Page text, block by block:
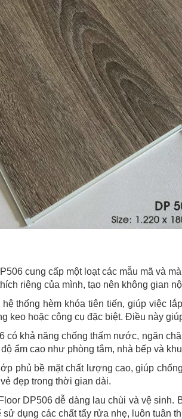
cung cấp một loạt các mẫu mã và
riêng của mình, tạo nên không gian
thống hèm khóa tiên tiến, giúp việc
keo hoặc công cụ đặc biệt. Điều này
khả năng chống thấm nước, ngăn
ẩm cao như phòng tắm, nhà bếp và
phủ bề mặt chất lượng cao, giúp
đẹp trong thời gian dài.
DP506 dễ dàng lau chùi và vệ
dụng các chất tẩy rửa nhẹ, luôn tuân